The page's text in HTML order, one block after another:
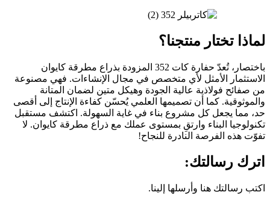
لماذا تختار منتجنا؟
باختصار، تُعدّ حفارة كات 352 المزودة بذراع مطرقة كايوان
الاستثمار الأمثل لأي متخصص في مجال الإنشاءات. فهي مصنوعة
من صفائح فولاذية عالية الجودة وهيكل متين لضمان المتانة
والموثوقية. كما أن تصميمها العلمي يُحسّن كفاءة الإنتاج إلى أقصى
حد، مما يجعل كل مشروع بناء في غاية السهولة. اكتشف مستقبل
تكنولوجيا البناء وارتقِ بمستوى عملك مع ذراع مطرقة كايوان. لا
تفوّت هذه الفرصة النادرة للنجاح!
اترك رسالتك:
اكتب رسالتك هنا وأرسلها إلينا.